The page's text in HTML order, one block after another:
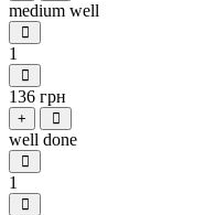
medium well
1
136 грн
+
well done
1